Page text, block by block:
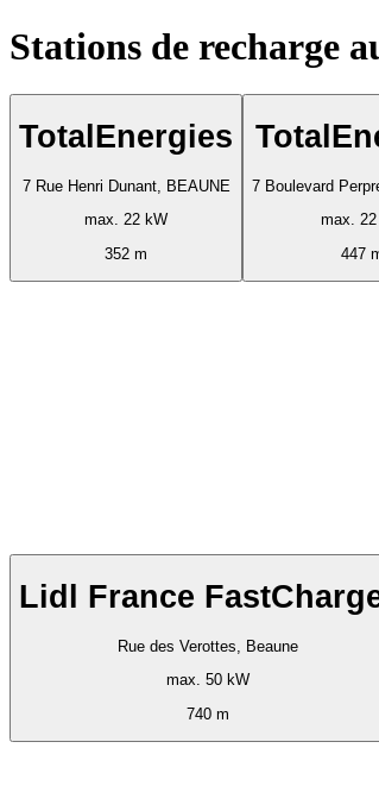
Stations de recharge
TotalEnergies
7 Rue Henri Dunant, BEAUNE
max. 22 kW
352 m
7 Boulevard
max.
447
Lidl France
Rue des Verottes, Beaune
max. 50 kW
740 m